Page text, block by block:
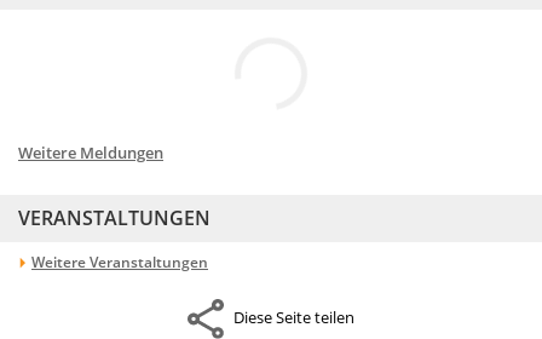
Weitere Meldungen
VERANSTALTUNGEN
Weitere Veranstaltungen
Diese Seite teilen